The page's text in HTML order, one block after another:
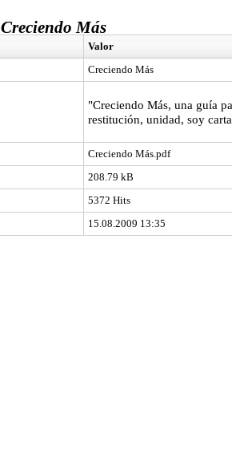
Creciendo Más
Valor
Creciendo Más
"Creciendo Más, una guía
restitución, unidad, soy
Creciendo Más.pdf
208.79 kB
5372 Hits
15.08.2009 13:35